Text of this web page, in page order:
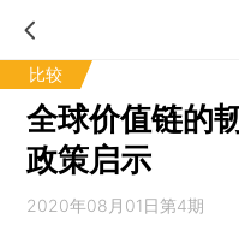
比较
全球价值链的
政策启示
2020年08月01日第4期